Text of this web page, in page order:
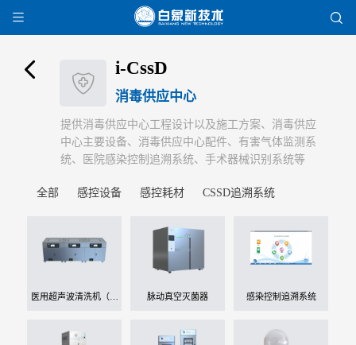
 
 i-CssD
消毒供应中心
提供消毒供应中心工程设计以及施工方案、消毒供应
中心主要设备、消毒供应中心配件、有害气体监测系
统、医院感染控制追溯系统、手术器械识别系统等
全部 感控设备 感控耗材 CSSD追溯系统
医用超声波清洗机（三
脉动真空灭菌器 感染控制追溯系统